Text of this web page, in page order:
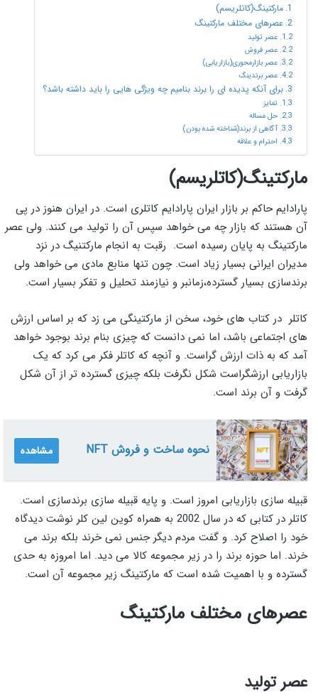
مارکتینگ(کاتلریسم)
عصرهای مختلف مارکتینگ
عصر تولید
عصر فروش
عصر بازارمحوری(بازاریابی)
عصر برندینگ
برای آنکه پدیده ای را برند بنامیم چه ویژگی هایی را باید داشته باشد؟
تمایز
حل مساله
آگاهی از برند(شناخته شده بودن)
احترام و علاقه
مارکتینگ(کاتلریسم)
پارادایم حاکم بر بازار ایران پارادایم کاتلری است. در ایران هنوز در پی
آن هستند که بازار چه می خواهد سپس آن را تولید می کنند. ولی عصر
مارکتینگ به پایان رسیده است. رقبت به انجام مارکتنیگ در نزد
مدیران ایرانی بسیار زیاد است. چون تنها منابع مادی می خواهد ولی
برندسازی بسیار گسترده،زمانبر و نیازمند تحلیل و تفکر بسیار است.
کاتلر در کتاب های خود، سخن از مارکتینگی می زد که بر اساس ارزش
های اجتماعی باشد، اما نمی دانست که چیزی بنام برند بوجود خواهد
آمد که به ذات ارزش گراست. و آنچه که کاتلر فکر می کرد که یک
بازاریابی ارزشگراست شکل نگرفت بلکه چیزی گسترده تر از آن شکل
گرفت و آن برند است.
نحوه ساخت و فروش NFT مشاهده
قبیله سازی بازاریابی امروز است. و پایه قبیله سازی برندسازی است.
کاتلر در کتابی که در سال 2002 به همراه کوین لین کلر نوشت دیدگاه
خود را اصلاح کرد. و گفت مردم دیگر جنس نمی خرند بلکه برند می
خرند. اما حوزه برند را در زیر مجموعه کالا می دید. اما امروزه به حدی
گسترده و با اهمیت شده است که مارکتینگ زیر مجموعه آن است.
عصرهای مختلف مارکتینگ
عصر تولید